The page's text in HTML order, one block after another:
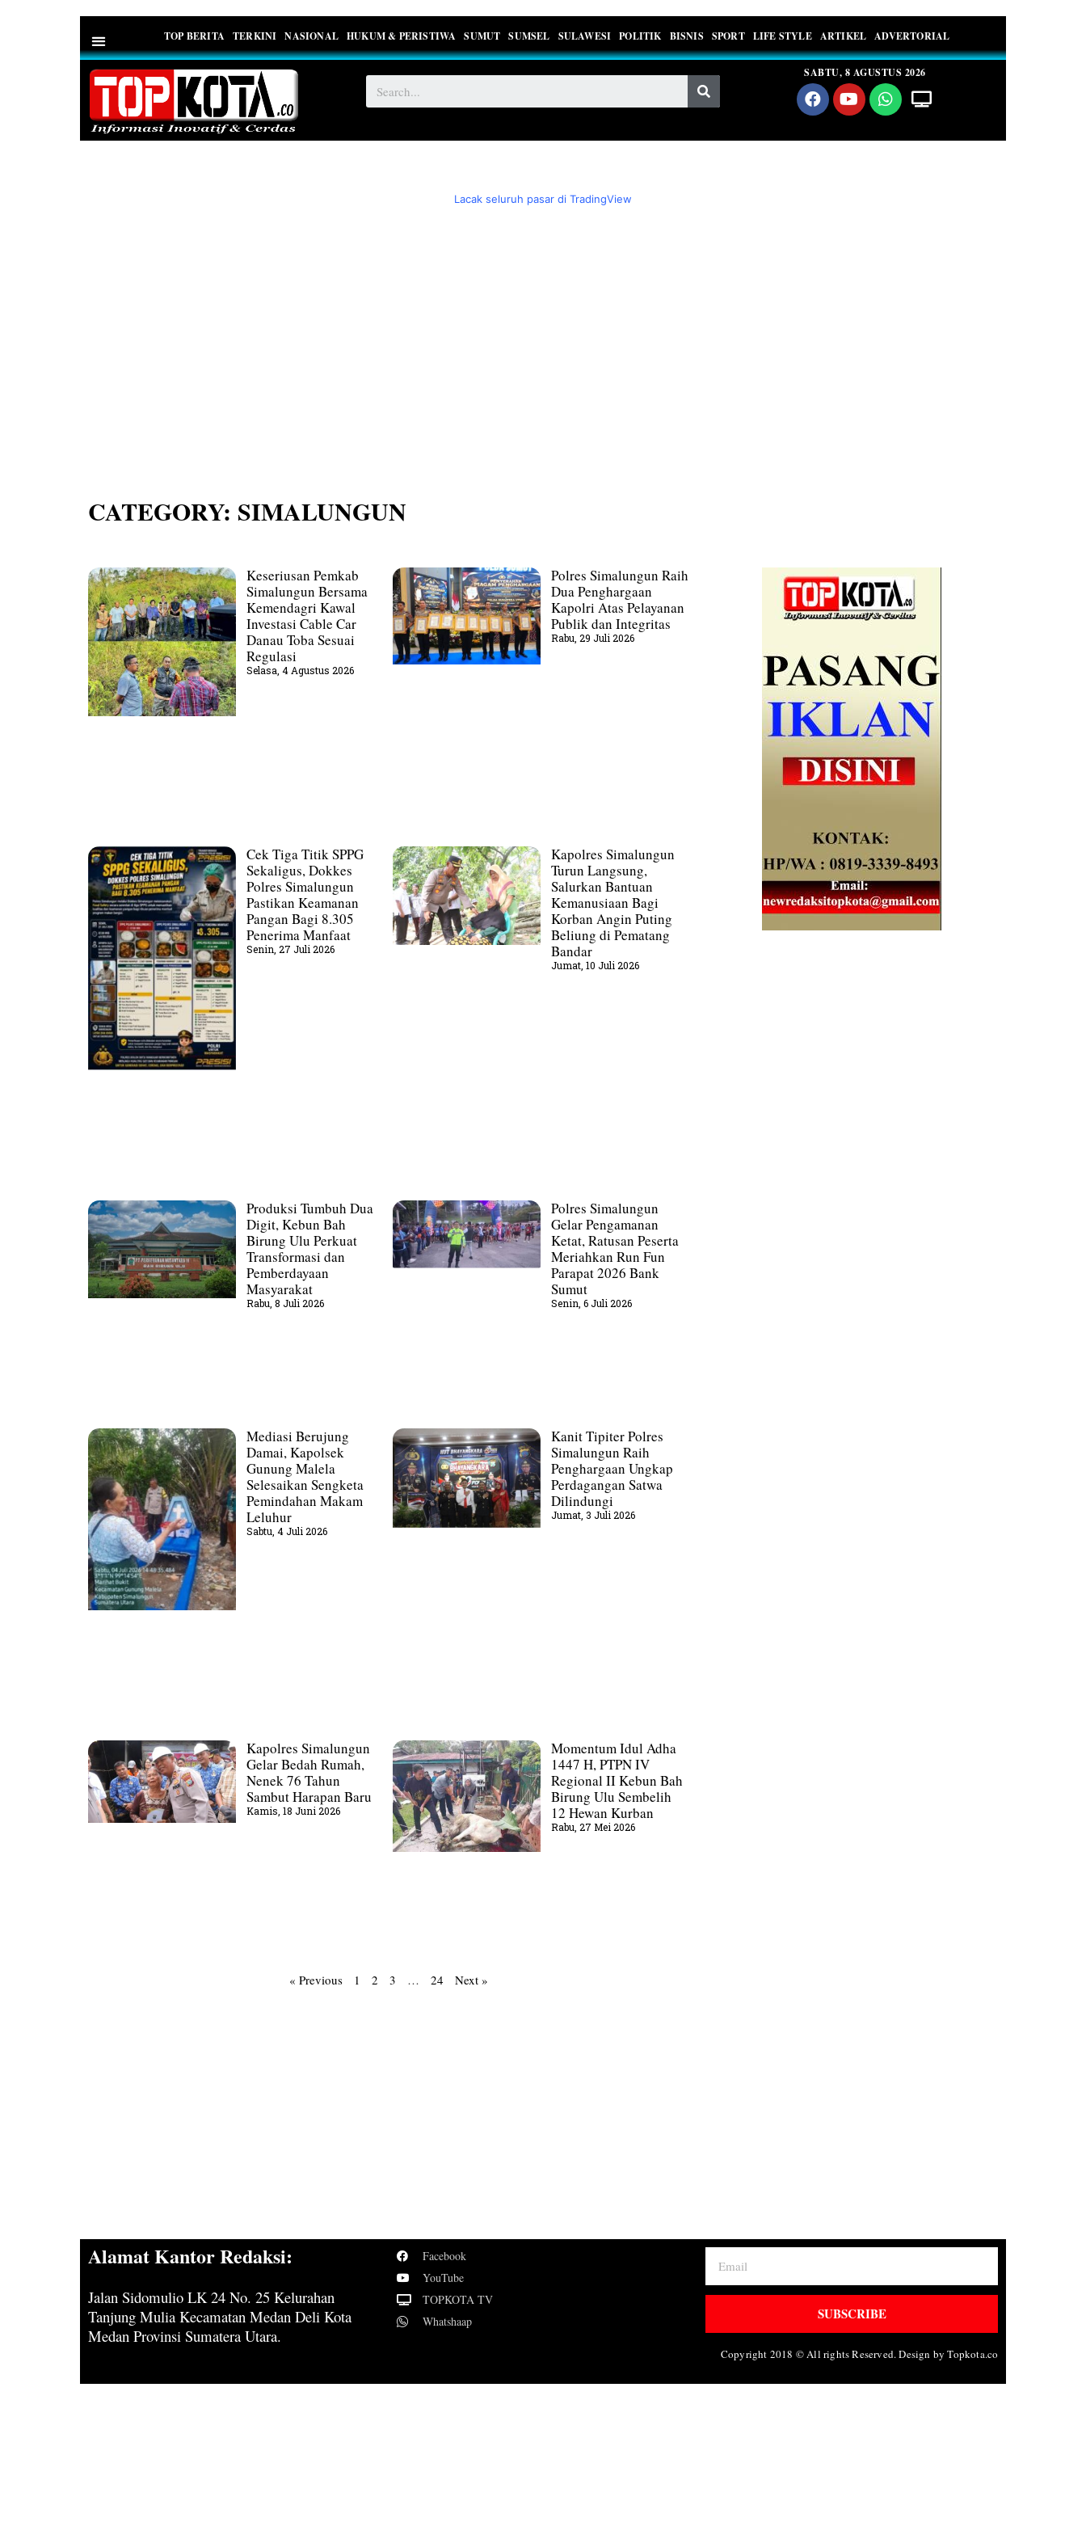
TOP BERITA TERKINI NASIONAL HUKUM & PERISTIWA SUMUT SUMSEL SULAWESI POLITIK BISNIS SPORT LIFE STYLE ARTIKEL ADVERTORIAL
SABTU, 8 AGUSTUS 2026
Lacak seluruh pasar di TradingView
CATEGORY: SIMALUNGUN
Keseriusan Pemkab
Simalungun Bersama
Kemendagri Kawal
Investasi Cable Car
Danau Toba Sesuai
Regulasi
Selasa, 4 Agustus 2026
Polres Simalungun Raih
Dua Penghargaan
Kapolri Atas Pelayanan
Publik dan Integritas
Rabu, 29 Juli 2026
Cek Tiga Titik SPPG
Sekaligus, Dokkes
Polres Simalungun
Pastikan Keamanan
Pangan Bagi 8.305
Penerima Manfaat
Senin, 27 Juli 2026
Kapolres Simalungun
Turun Langsung,
Salurkan Bantuan
Kemanusiaan Bagi
Korban Angin Puting
Beliung di Pematang
Bandar
Jumat, 10 Juli 2026
Produksi Tumbuh Dua
Digit, Kebun Bah
Birung Ulu Perkuat
Transformasi dan
Pemberdayaan
Masyarakat
Rabu, 8 Juli 2026
Polres Simalungun
Gelar Pengamanan
Ketat, Ratusan Peserta
Meriahkan Run Fun
Parapat 2026 Bank
Sumut
Senin, 6 Juli 2026
Mediasi Berujung
Damai, Kapolsek
Gunung Malela
Selesaikan Sengketa
Pemindahan Makam
Leluhur
Sabtu, 4 Juli 2026
Kanit Tipiter Polres
Simalungun Raih
Penghargaan Ungkap
Perdagangan Satwa
Dilindungi
Jumat, 3 Juli 2026
Kapolres Simalungun
Gelar Bedah Rumah,
Nenek 76 Tahun
Sambut Harapan Baru
Kamis, 18 Juni 2026
Momentum Idul Adha
1447 H, PTPN IV
Regional II Kebun Bah
Birung Ulu Sembelih
12 Hewan Kurban
Rabu, 27 Mei 2026
« Previous 1 2 3 … 24 Next »
Alamat Kantor Redaksi:
Jalan Sidomulio LK 24 No. 25 Kelurahan
Tanjung Mulia Kecamatan Medan Deli Kota
Medan Provinsi Sumatera Utara.
Facebook
YouTube
TOPKOTA TV
Whatshaap
SUBSCRIBE
Copyright 2018 © All rights Reserved. Design by Topkota.co